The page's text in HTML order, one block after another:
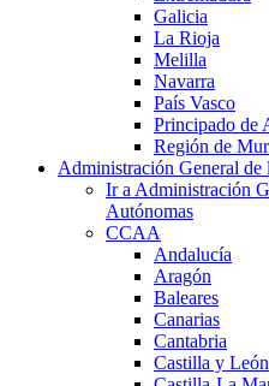
Galicia
La Rioja
Melilla
Navarra
País Vasco
Principado de
Región de
Administración General de
Ir a Administración
Autónomas
CCAA
Andalucía
Aragón
Baleares
Canarias
Cantabria
Castilla y León